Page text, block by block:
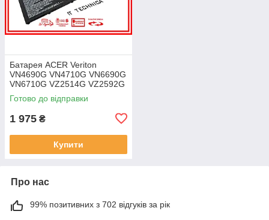
Батарея ACER Veriton
VN4690G VN4710G VN6690G
VN6710G VZ2514G VZ2592G
VZ2594G 11.25V 4471mAh
ОРИГІНАЛ
Готово до відправки
1 975 ₴
Купити
Про нас
99% позитивних з 702 відгуків за рік